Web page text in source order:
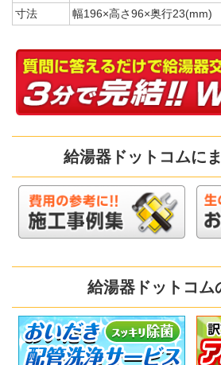
寸法
幅196×高さ96×奥行23(mm)
給湯器ドットコムに
給湯器ドットコム